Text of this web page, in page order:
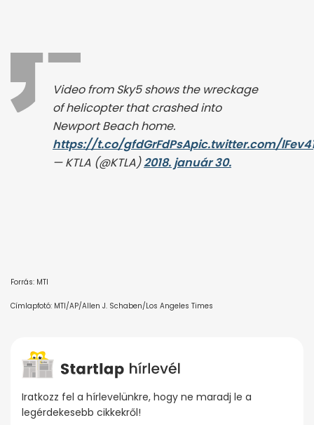
Video from Sky5 shows the wreckage
of helicopter that crashed into
Newport Beach home.
https://t.co/gfdGrFdPsApic.twitter.com/
— KTLA (@KTLA)2018. január 30.
Forrás: MTI
Címlapfotó: MTI/AP/Allen J. Schaben/Los Angeles Times
Iratkozz fel a hírlevelünkre, hogy ne maradj le a
legérdekesebb cikkekről!